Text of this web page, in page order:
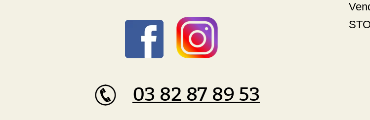
03 82 87 89 53